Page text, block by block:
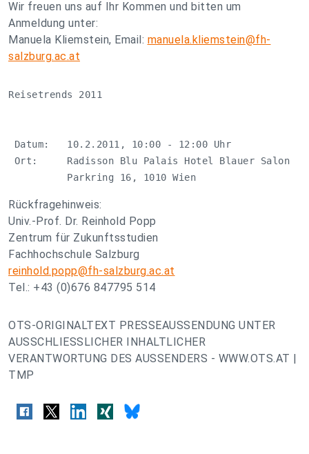
Wir freuen uns auf Ihr Kommen und bitten um
Anmeldung unter:
Manuela Kliemstein, Email: manuela.kliemstein@fh-
salzburg.ac.at
Reisetrends 2011
Datum:   10.2.2011, 10:00 - 12:00 Uhr
Ort:     Radisson Blu Palais Hotel Blauer Salon
          Parkring 16, 1010 Wien
Rückfragehinweis:
Univ.-Prof. Dr. Reinhold Popp
Zentrum für Zukunftsstudien
Fachhochschule Salzburg
reinhold.popp@fh-salzburg.ac.at
Tel.: +43 (0)676 847795 514
OTS-ORIGINALTEXT PRESSEAUSSENDUNG UNTER
AUSSCHLIESSLICHER INHALTLICHER
VERANTWORTUNG DES AUSSENDERS - WWW.OTS.AT |
TMP